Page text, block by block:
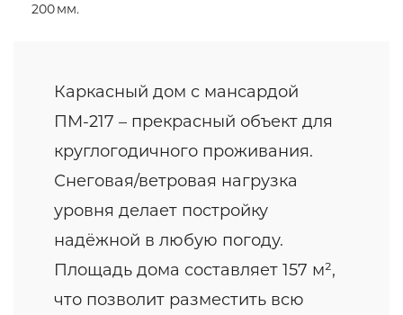
200 мм.
Каркасный дом с мансардой
ПМ-217 – прекрасный объект для
круглогодичного проживания.
Снеговая/ветровая нагрузка
уровня делает постройку
надёжной в любую погоду.
Площадь дома составляет 157 м²,
что позволит разместить всю